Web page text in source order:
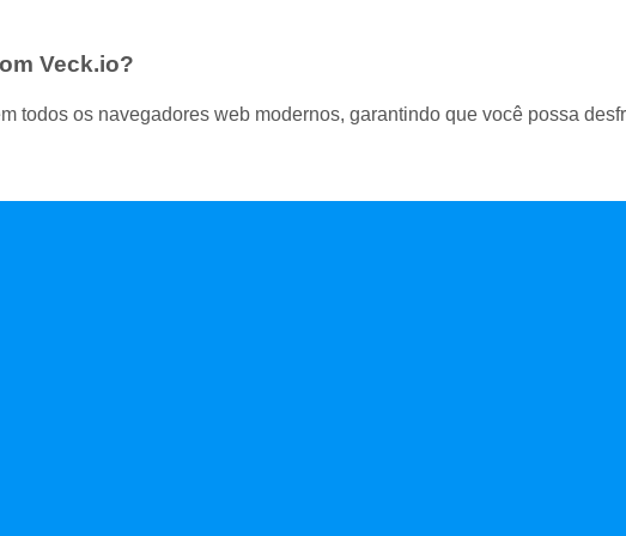
Veck.io?
todos os navegadores web modernos, garantindo que você possa